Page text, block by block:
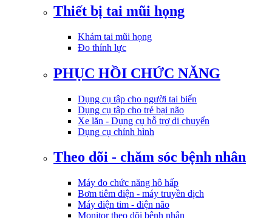
Thiết bị tai mũi họng
Khám tai mũi họng
Đo thính lực
PHỤC HỒI CHỨC NĂNG
Dụng cụ tập cho người tai biến
Dụng cụ tập cho trẻ bại não
Xe lăn - Dụng cụ hỗ trợ di chuyển
Dụng cụ chỉnh hình
Theo dõi - chăm sóc bệnh nhân
Máy đo chức năng hô hấp
Bơm tiêm điện - máy truyền dịch
Máy điện tim - điện não
Monitor theo dõi bệnh nhân